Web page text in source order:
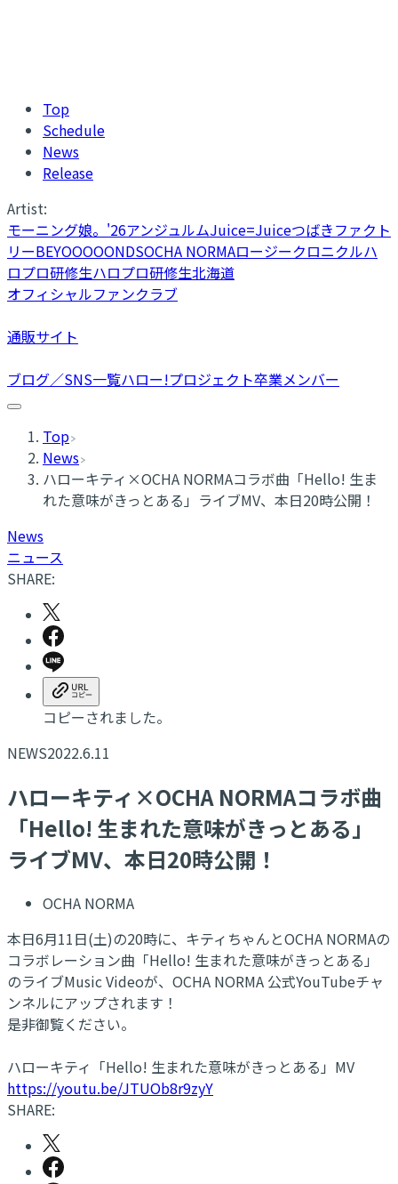
Top
Schedule
News
Release
Artist:
モーニング娘。'26アンジュルムJuice=Juiceつばきファクト
リーBEYOOOOONDSOCHA NORMAロージークロニクルハ
ロプロ研修生ハロプロ研修生北海道
オフィシャルファンクラブ
通販サイト
ブログ／SNS一覧ハロー!プロジェクト卒業メンバー
Top
News
ハローキティ×OCHA NORMAコラボ曲「Hello! 生ま
れた意味がきっとある」ライブMV、本日20時公開！
News
ニュース
SHARE:
コピーされました。
NEWS2022.6.11
ハローキティ×OCHA NORMAコラボ曲
「Hello! 生まれた意味がきっとある」
ライブMV、本日20時公開！
OCHA NORMA
本日6月11日(土)の20時に、キティちゃんとOCHA NORMAの
コラボレーション曲「Hello! 生まれた意味がきっとある」
のライブMusic Videoが、OCHA NORMA 公式YouTubeチャ
ンネルにアップされます！
是非御覧ください。
ハローキティ「Hello! 生まれた意味がきっとある」MV
https://youtu.be/JTUOb8r9zyY
SHARE: